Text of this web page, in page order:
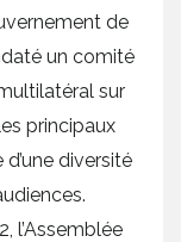
de
un comité
sur
principaux
diversité
l’Assemblée